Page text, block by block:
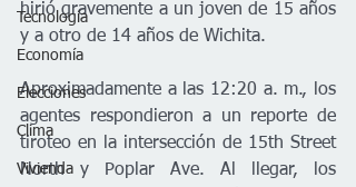
Tecnología
Economía
Elecciones
Clima
Vivienda
hirió gravemente a un joven de 15 años
y a otro de 14 años de Wichita.
Aproximadamente a las 12:20 a. m., los
agentes respondieron a un reporte de
tiroteo en la intersección de 15th Street
North y Poplar Ave. Al llegar, los